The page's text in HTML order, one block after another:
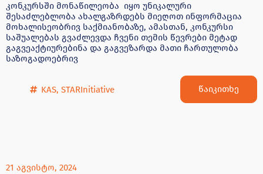
კონკურსში მონაწილეობა იყო უნიკალური
შესაძლებლობა ახალგაზრდებს მიეღოთ ინფორმაცია
მოხალისეობრივ საქმიანობაზე, ამასთან, კონკურსი
საშუალებას გვაძლევდა ჩვენი თემის წევრები მეტად
გაგვეაქტიურებინა და გაგვეზარდა მათი ჩართულობა
საზოგადოებრივ
KAS, STARInitiative წაიკითხე
21 აგვისტო, 2024